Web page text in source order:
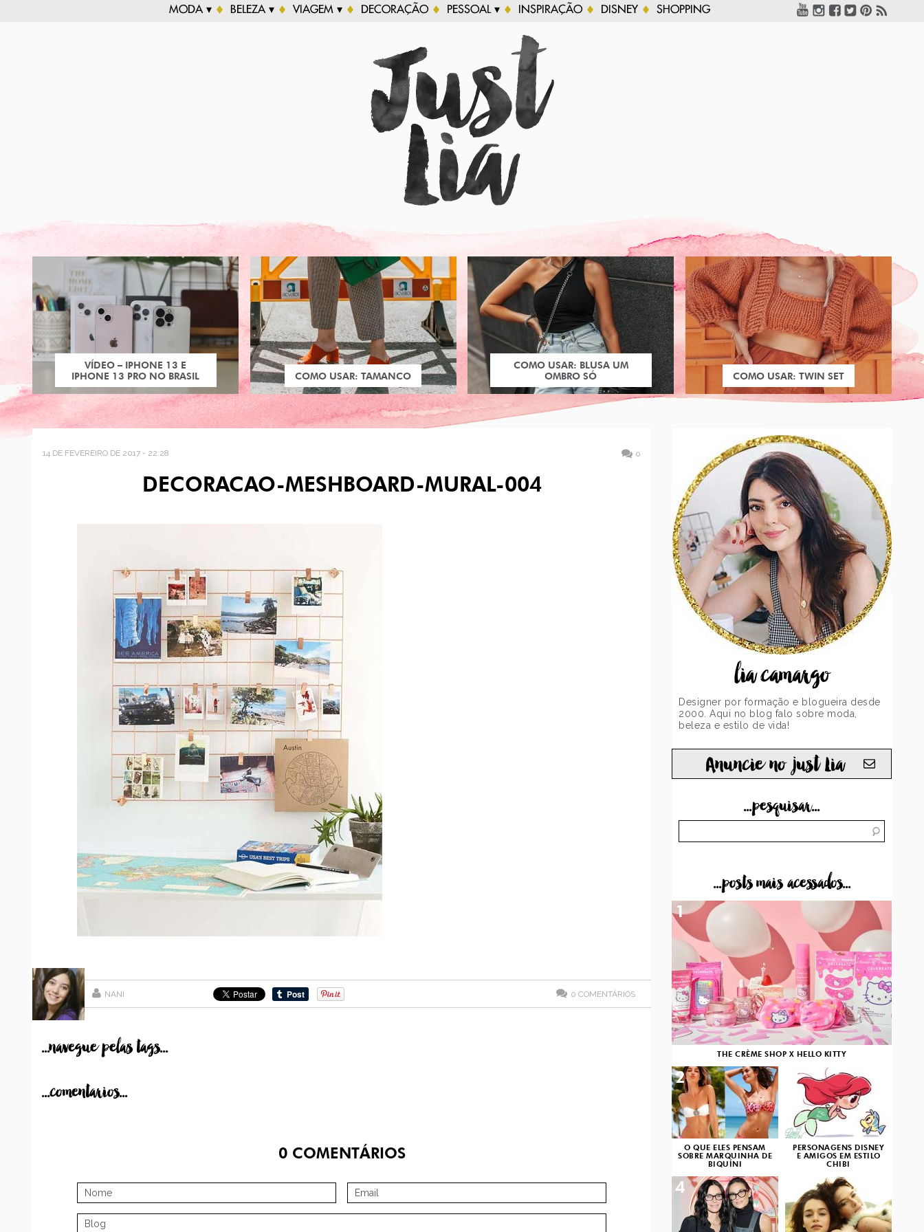
MODA ▾ BELEZA ▾ VIAGEM ▾ DECORAÇÃO PESSOAL ▾ INSPIRAÇÃO DISNEY SHOPPING
VÍDEO – IPHONE 13 E
IPHONE 13 PRO NO BRASIL
COMO USAR: TAMANCO
COMO USAR: BLUSA UM
OMBRO SÓ
COMO USAR: TWIN SET
14 DE FEVEREIRO DE 2017 - 22:28 0
DECORACAO-MESHBOARD-MURAL-004
NANI 0 COMENTÁRIOS
...navegue pelas tags...
...comentarios...
0COMENTÁRIOS
lia camargo
Designer por formação e blogueira desde
2000. Aqui no blog falo sobre moda,
beleza e estilo de vida!
Anuncie no just Lia
...pesquisar...
...posts mais acessados...
THE CRÈME SHOP X HELLO KITTY
1
O QUE ELES PENSAM
SOBRE MARQUINHA DE
BIQUÍNI
2
PERSONAGENS DISNEY
E AMIGOS EM ESTILO
CHIBI
3
4